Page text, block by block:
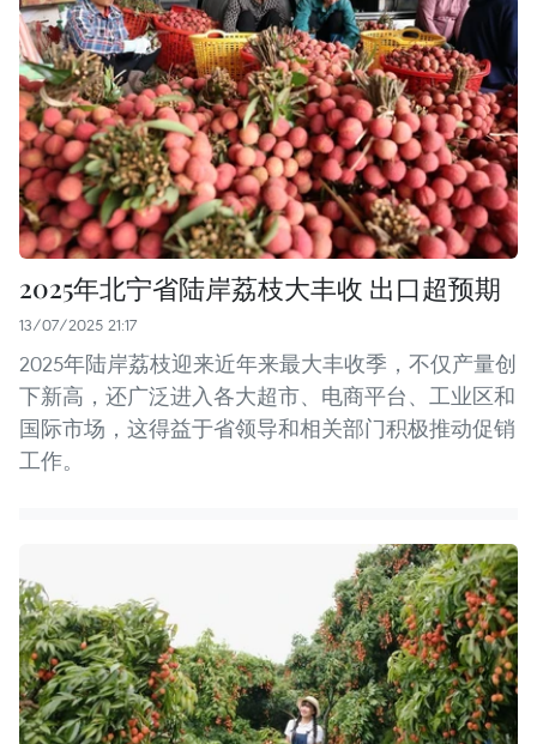
2025年北宁省陆岸荔枝大丰收 出口超预期
13/07/2025 21:17
2025年陆岸荔枝迎来近年来最大丰收季，不仅产量创
下新高，还广泛进入各大超市、电商平台、工业区和
国际市场，这得益于省领导和相关部门积极推动促销
工作。